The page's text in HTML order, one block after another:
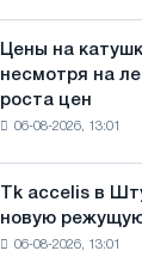
Цены на
несмотря на
роста цен
06-08-2026, 13:01
Tk accelis в
новую
06-08-2026, 13:01